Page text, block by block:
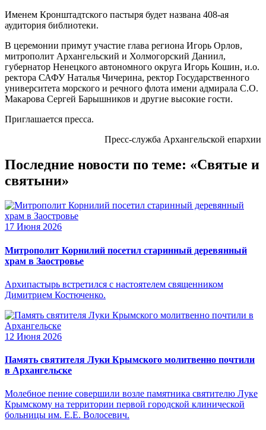
Именем Кронштадтского пастыря будет названа 408-ая
аудитория библиотеки.
В церемонии примут участие глава региона Игорь Орлов,
митрополит Архангельский и Холмогорский Даниил,
губернатор Ненецкого автономного округа Игорь Кошин, и.о.
ректора САФУ Наталья Чичерина, ректор Государственного
университета морского и речного флота имени адмирала С.О.
Макарова Сергей Барышников и другие высокие гости.
Приглашается пресса.
Пресс-служба Архангельской епархии
Последние новости по теме: «Святые и
святыни»
17 Июня 2026
Митрополит Корнилий посетил старинный деревянный
храм в Заостровье
Архипастырь встретился с настоятелем священником
Димитрием Костюченко.
12 Июня 2026
Память святителя Луки Крымского молитвенно почтили
в Архангельске
Молебное пение совершили возле памятника святителю Луке
Крымскому на территории первой городской клинической
больницы им. Е.Е. Волосевич.